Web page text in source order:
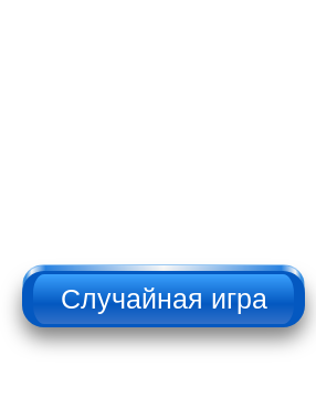
НЕ НАЖИМАТЬ!!!